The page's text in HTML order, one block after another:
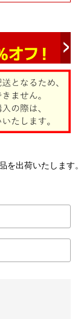
出荷いたします。